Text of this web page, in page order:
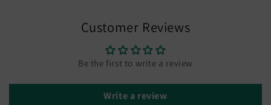
Customer Reviews
Be the first to write a review
Write a review